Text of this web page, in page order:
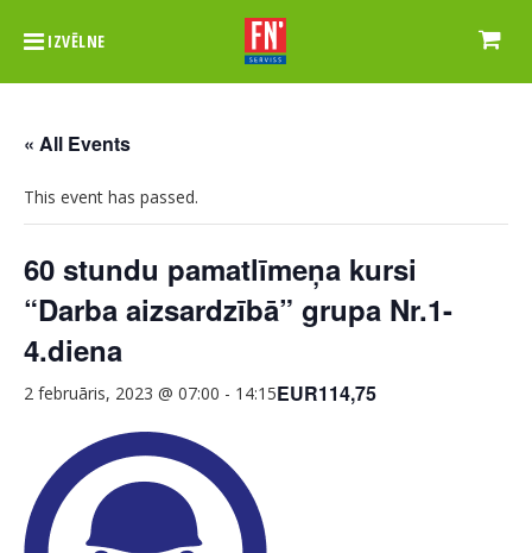
IZVĒLNE
« All Events
This event has passed.
60 stundu pamatlīmeņa kursi
“Darba aizsardzībā” grupa Nr.1-
4.diena
2 februāris, 2023 @ 07:00 - 14:15EUR114,75